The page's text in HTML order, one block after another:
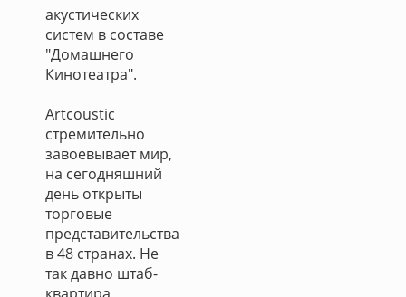
акустических
систем в составе
"Домашнего
Кинотеатра".
Artcoustic
стремительно
завоевывает мир,
на сегодняшний
день открыты
торговые
представительства
в 48 странах. Не
так давно штаб-